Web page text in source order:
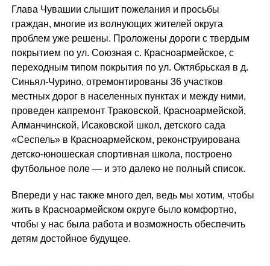
Глава Чувашии слышит пожелания и просьбы
граждан, многие из волнующих жителей округа
проблем уже решены. Проложены дороги с твердым
покрытием по ул. Союзная с. Красноармейское, с
переходным типом покрытия по ул. Октябрьская в д.
Синьял-Чурино, отремонтированы 36 участков
местных дорог в населенных пунктах и между ними,
проведен капремонт Траковской, Красноармейской,
Алманчинской, Исаковской школ, детского сада
«Сеспель» в Красноармейском, реконструирована
детско-юношеская спортивная школа, построено
футбольное поле — и это далеко не полный список.
Впереди у нас также много дел, ведь мы хотим, чтобы
жить в Красноармейском округе было комфортно,
чтобы у нас была работа и возможность обеспечить
детям достойное будущее.